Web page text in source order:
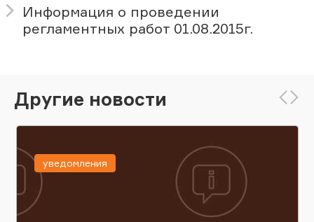
Информация о проведении
регламентных работ 01.08.2015г.
Другие новости
уведомления